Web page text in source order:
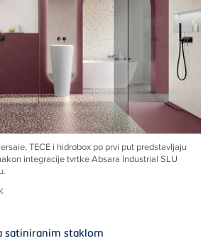
TECE i hidrobox po prvi put predstavljaju
integracije tvrtke Absara Industrial SLU
satiniranim staklom